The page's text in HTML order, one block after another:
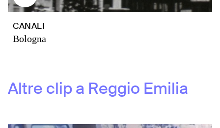
CANALI
Bologna
Altre clip a Reggio Emilia